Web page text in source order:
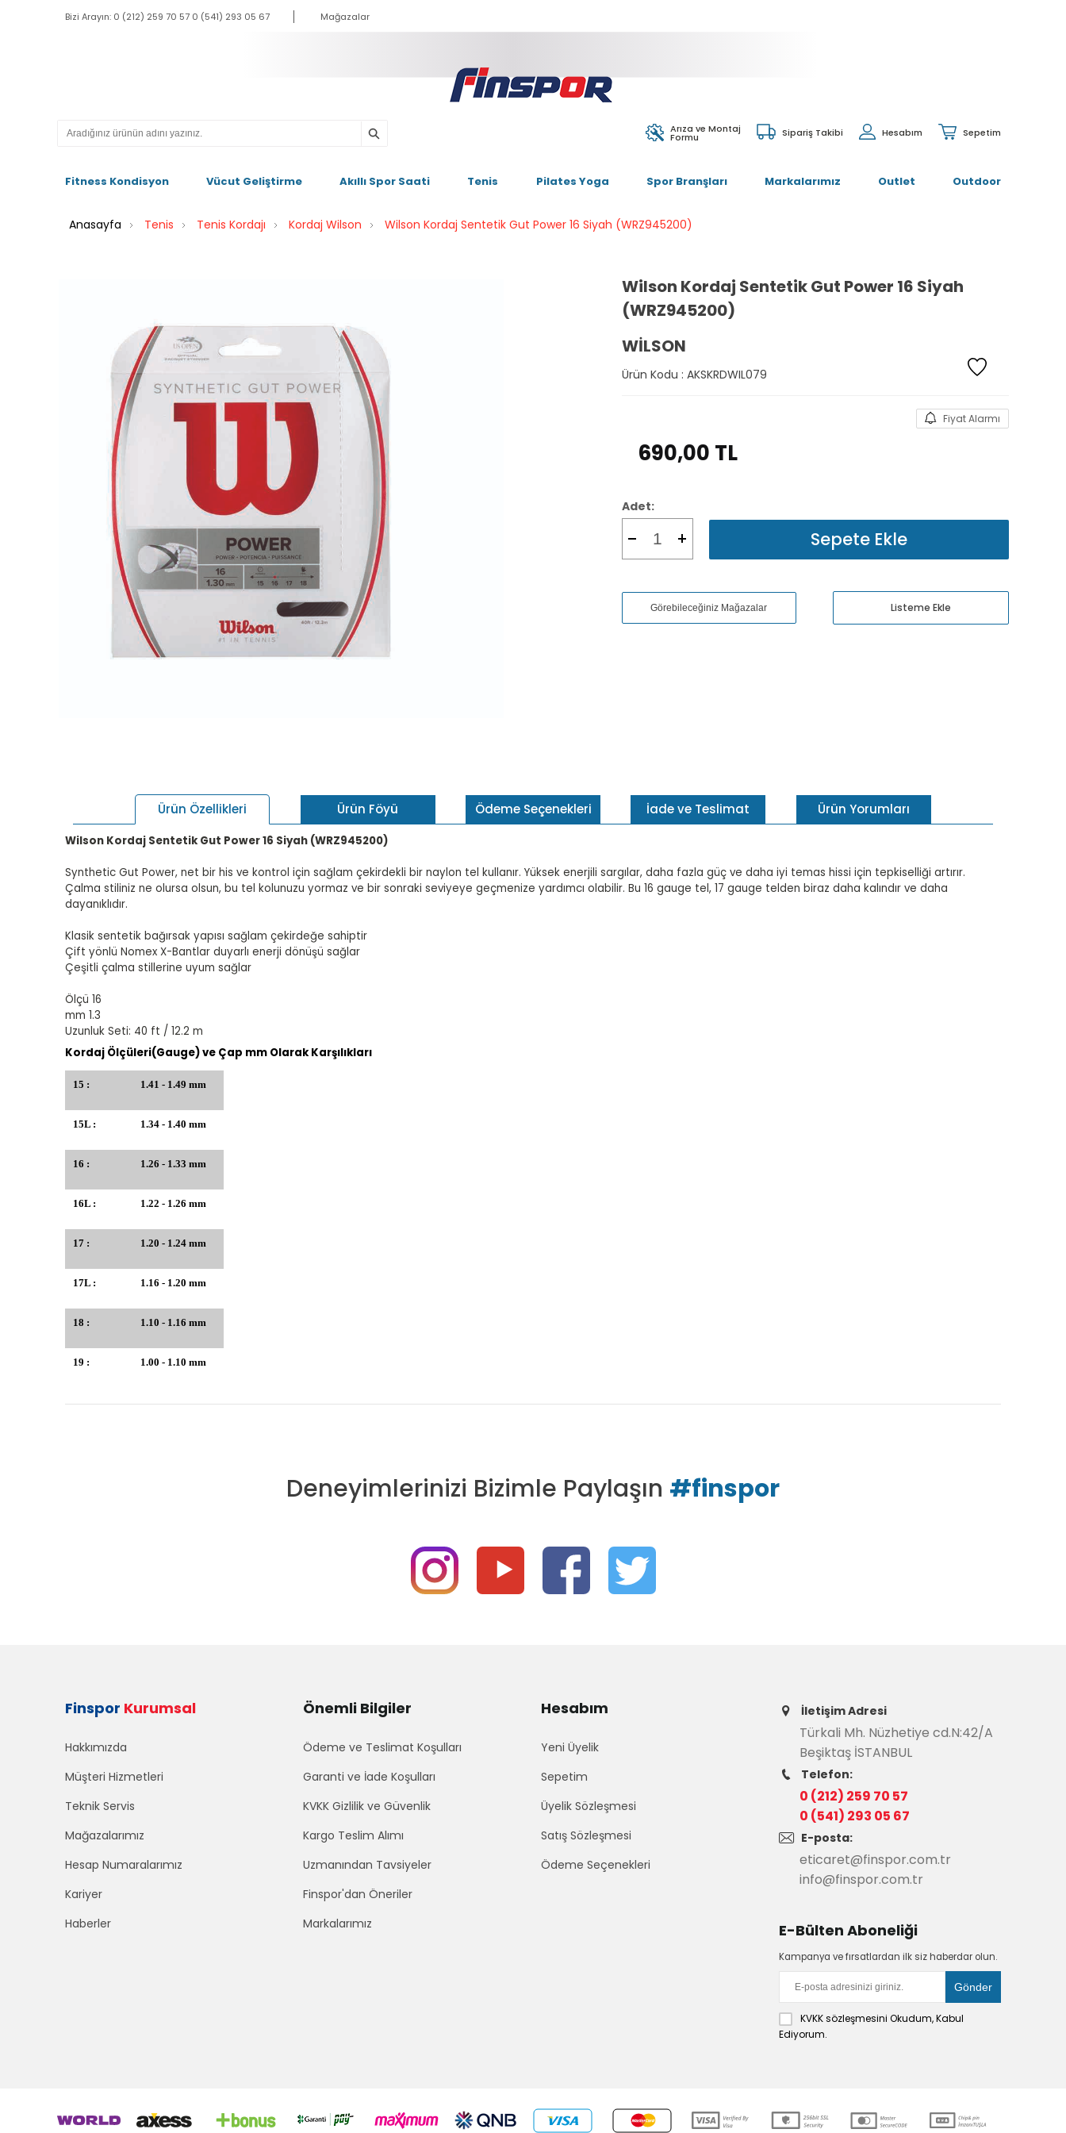
Bizi Arayın: 0 (212) 259 70 57 0 (541) 293 05 67 Mağazalar
Sepetim
Hesabım
Sipariş Takibi
Arıza ve Montaj
Formu
Fitness Kondisyon Vücut Geliştirme Akıllı Spor Saati Tenis Pilates Yoga Spor Branşları Markalarımız Outlet Outdoor
Anasayfa Tenis Tenis Kordajı Kordaj Wilson Wilson Kordaj Sentetik Gut Power 16 Siyah (WRZ945200)
Wilson Kordaj Sentetik Gut Power 16 Siyah
(WRZ945200)
WILSON
Ürün Kodu : AKSKRDWIL079
Fiyat Alarmı
690,00 TL
Adet:
Sepete Ekle
Görebileceğiniz Mağazalar Listeme Ekle
Ürün Özellikleri Ürün Föyü Ödeme Seçenekleri İade ve Teslimat Ürün Yorumları
Wilson Kordaj Sentetik Gut Power 16 Siyah (WRZ945200)
Synthetic Gut Power, net bir his ve kontrol için sağlam çekirdekli bir naylon tel kullanır. Yüksek enerjili sargılar, daha fazla güç ve daha iyi temas hissi için tepkiselliği artırır.
Çalma stiliniz ne olursa olsun, bu tel kolunuzu yormaz ve bir sonraki seviyeye geçmenize yardımcı olabilir. Bu 16 gauge tel, 17 gauge telden biraz daha kalındır ve daha
dayanıklıdır.
Klasik sentetik bağırsak yapısı sağlam çekirdeğe sahiptir
Çift yönlü Nomex X-Bantlar duyarlı enerji dönüşü sağlar
Çeşitli çalma stillerine uyum sağlar
Ölçü 16
mm 1.3
Uzunluk Seti: 40 ft / 12.2 m
Kordaj Ölçüleri(Gauge) ve Çap mm Olarak Karşılıkları
15 : 1.41 - 1.49 mm
15L : 1.34 - 1.40 mm
16 : 1.26 - 1.33 mm
16L : 1.22 - 1.26 mm
17 : 1.20 - 1.24 mm
17L : 1.16 - 1.20 mm
18 : 1.10 - 1.16 mm
19 : 1.00 - 1.10 mm
Deneyimlerinizi Bizimle Paylaşın #finspor
Finspor Kurumsal
Hakkımızda
Müşteri Hizmetleri
Teknik Servis
Mağazalarımız
Hesap Numaralarımız
Kariyer
Haberler
Önemli Bilgiler
Ödeme ve Teslimat Koşulları
Garanti ve İade Koşulları
KVKK Gizlilik ve Güvenlik
Kargo Teslim Alımı
Uzmanından Tavsiyeler
Finspor'dan Öneriler
Markalarımız
Hesabım
Yeni Üyelik
Sepetim
Üyelik Sözleşmesi
Satış Sözleşmesi
Ödeme Seçenekleri
İletişim Adresi
Türkali Mh. Nüzhetiye cd.N:42/A
Beşiktaş İSTANBUL
Telefon:
0 (212) 259 70 57
0 (541) 293 05 67
E-posta:
eticaret@finspor.com.tr
info@finspor.com.tr
E-Bülten Aboneliği
Kampanya ve fırsatlardan ilk siz haberdar olun.
KVKK sözleşmesini Okudum, Kabul
Ediyorum.